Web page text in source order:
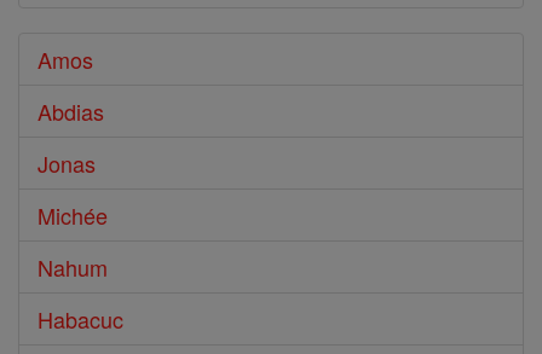
Amos
Abdias
Jonas
Michée
Nahum
Habacuc